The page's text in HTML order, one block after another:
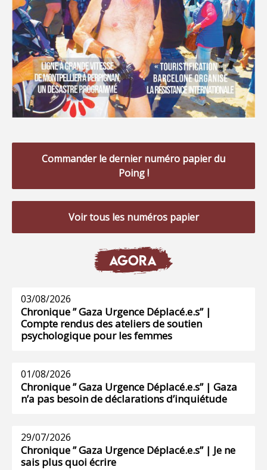
Commander le dernier numéro papier du
Poing !
Voir tous les numéros papier
AGORA
03/08/2026
Chronique ” Gaza Urgence Déplacé.e.s” |
Compte rendus des ateliers de soutien
psychologique pour les femmes
01/08/2026
Chronique ” Gaza Urgence Déplacé.e.s” | Gaza
n’a pas besoin de déclarations d’inquiétude
29/07/2026
Chronique ” Gaza Urgence Déplacé.e.s” | Je ne
sais plus quoi écrire